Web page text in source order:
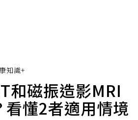
知識+
和磁振造影MRI
看懂2者適用情境